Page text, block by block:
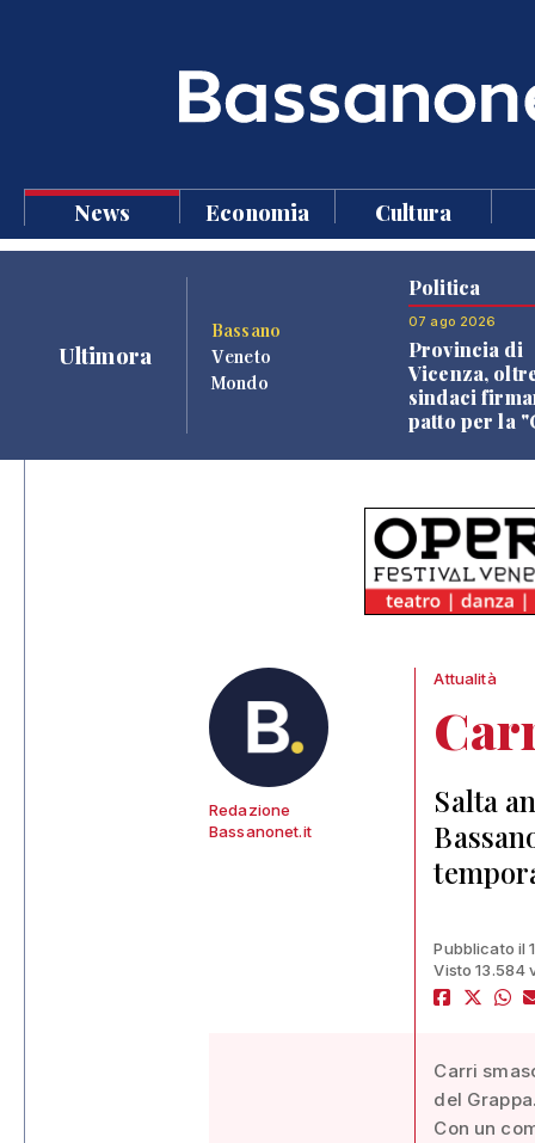
News Economia Cultura
Ultimora
Bassano
Veneto
Mondo
Politica
07 ago 2026
Provincia di
Vicenza,
sindaci
patto per la
Redazione
Bassanonet.it
Attualità
Salta
Pubblicato il
Visto 13.584
Carri
del
Con un